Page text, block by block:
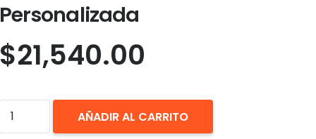
21,540.00
AÑADIR AL CARRITO